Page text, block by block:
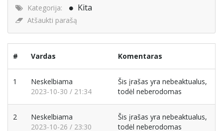
Kategorija:
Kita
Atšaukti parašą
# Vardas Komentaras
1
Neskelbiama
2023-10-30 / 21:34
Šis įrašas yra nebeaktualus,
todėl neberodomas
2
Neskelbiama
2023-10-26 / 23:30
Šis įrašas yra nebeaktualus,
todėl neberodomas